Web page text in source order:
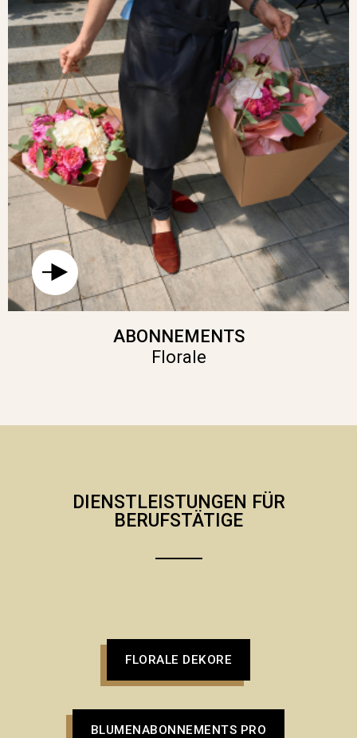
ABONNEMENTS
Florale
DIENSTLEISTUNGEN FÜR
BERUFSTÄTIGE
FLORALE DEKORE
BLUMENABONNEMENTS PRO